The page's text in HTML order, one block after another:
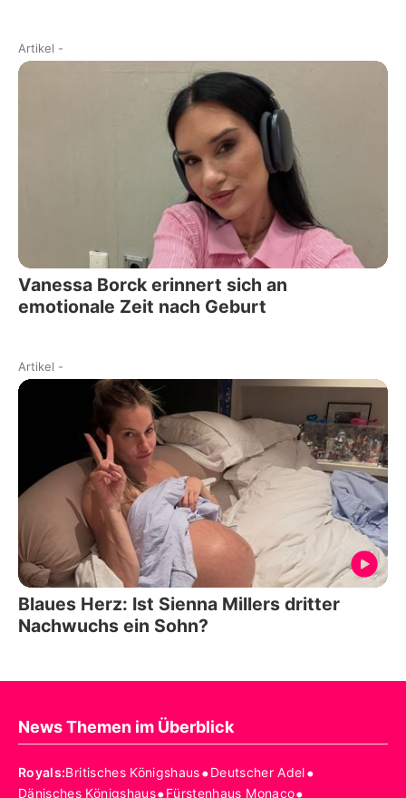
Artikel -
Vanessa Borck erinnert sich an
emotionale Zeit nach Geburt
Artikel -
Blaues Herz: Ist Sienna Millers dritter
Nachwuchs ein Sohn?
News Themen im Überblick
Royals:Britisches Königshaus•Deutscher Adel•
Dänisches Königshaus Fürstenhaus Monaco